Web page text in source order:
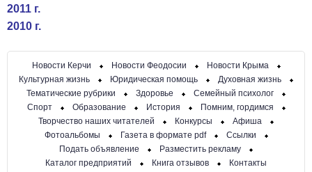
2011 г.
2010 г.
Новости Керчи Новости Феодосии
Новости Крыма
Культурная жизнь
Юридическая помощь
Духовная жизнь
Тематические рубрики
Здоровье
Семейный психолог
Спорт
Образование История
Помним, гордимся
Творчество наших читателей
Конкурсы
Афиша
Фотоальбомы
Газета в формате pdf
Ссылки
Подать объявление
Разместить рекламу
Каталог предприятий
Книга отзывов Контакты